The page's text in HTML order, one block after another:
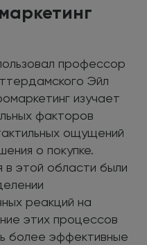
профессор
Эйл
изучает
факторов
ощущений
о покупке.
в этой области были
реакций на
этих процессов
более эффективные